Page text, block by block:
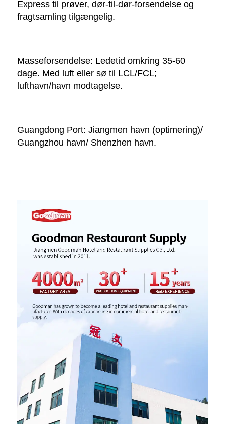
Express til prøver, dør-til-dør-forsendelse og
fragtsamling tilgængelig.
Masseforsendelse: Ledetid omkring 35-60
dage. Med luft eller sø til LCL/FCL;
lufthavn/havn modtagelse.
Guangdong Port: Jiangmen havn (optimering)/
Guangzhou havn/ Shenzhen havn.